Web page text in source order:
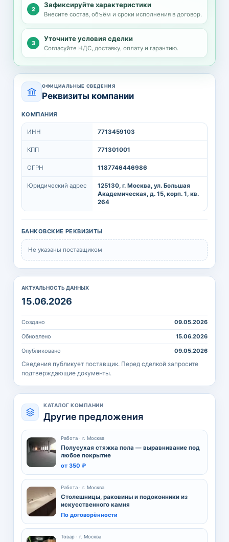
Зафиксируйте характеристики
Внесите состав, объём и сроки исполнения в договор.
Уточните условия сделки
Согласуйте НДС, доставку, оплату и гарантию.
ОФИЦИАЛЬНЫЕ СВЕДЕНИЯ
Реквизиты компании
КОМПАНИЯ
ИНН 7713459103
КПП 771301001
ОГРН 1187746446986
Юридический адрес
125130, г. Москва, ул. Большая
Академическая, д. 15, корп. 1, кв.
264
БАНКОВСКИЕ РЕКВИЗИТЫ
Не указаны поставщиком
АКТУАЛЬНОСТЬ ДАННЫХ
15.06.2026
Создано
09.05.2026
Обновлено
15.06.2026
Опубликовано
09.05.2026
Сведения публикует поставщик. Перед сделкой запросите
подтверждающие документы.
КАТАЛОГ КОМПАНИИ
Другие предложения
Работа · г. Москва
Полусухая стяжка пола — выравнивание под
любое покрытие
от 350 ₽
Работа · г. Москва
Столешницы, раковины и подоконники из
искусственного камня
По договорённости
Товар · г. Москва